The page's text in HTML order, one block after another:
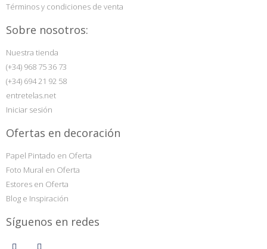
Términos y condiciones de venta
Sobre nosotros:
Nuestra tienda
(+34) 968 75 36 73
(+34) 694 21 92 58
entretelas.net
Iniciar sesión
Ofertas en decoración
Papel Pintado en Oferta
Foto Mural en Oferta
Estores en Oferta
Blog e Inspiración
Síguenos en redes